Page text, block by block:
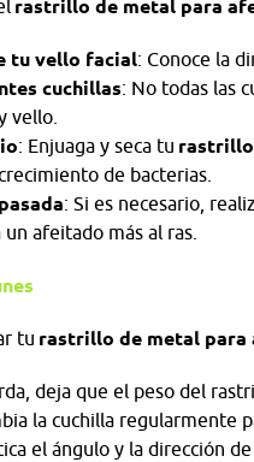
rastrillo de metal para
tu vello facial: Conoce la
cuchillas: No todas las
vello.
: Enjuaga y seca tu
de bacterias.
: Si es necesario,
afeitado más al ras.
tu rastrillo de metal para
deja que el peso del
la cuchilla regularmente
el ángulo y la dirección de